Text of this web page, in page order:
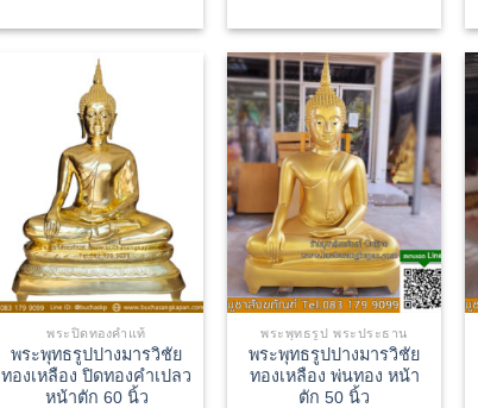
พระปิดทองคำแท้
พระพุทธรูปปางมารวิชัย
ทองเหลือง ปิดทองคำเปลว
หน้าตัก 60 นิ้ว
พระพุทธรูป พระประธาน
พระพุทธรูปปางมารวิชัย
ทองเหลือง พ่นทอง หน้า
ตัก 50 นิ้ว